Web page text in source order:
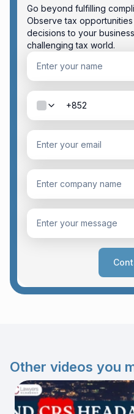
Go beyond fulfilling
Observe tax
decisions to your
challenging tax world.
Other videos you